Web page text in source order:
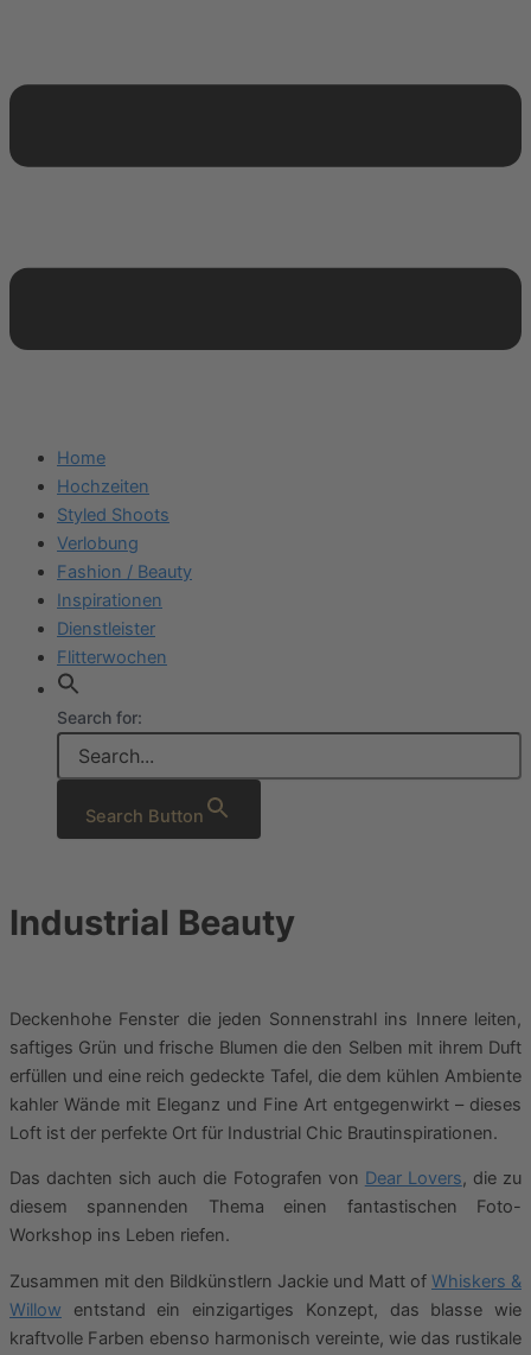
Home
Hochzeiten
Styled Shoots
Verlobung
Fashion / Beauty
Inspirationen
Dienstleister
Flitterwochen
Search for:
Search Button
Industrial Beauty
Deckenhohe Fenster die jeden Sonnenstrahl ins Innere leiten,
saftiges Grün und frische Blumen die den Selben mit ihrem Duft
erfüllen und eine reich gedeckte Tafel, die dem kühlen Ambiente
kahler Wände mit Eleganz und Fine Art entgegenwirkt – dieses
Loft ist der perfekte Ort für Industrial Chic Brautinspirationen.
Das dachten sich auch die Fotografen von Dear Lovers, die zu
diesem spannenden Thema einen fantastischen Foto-
Workshop ins Leben riefen.
Zusammen mit den Bildkünstlern Jackie und Matt of Whiskers &
Willow entstand ein einzigartiges Konzept, das blasse wie
kraftvolle Farben ebenso harmonisch vereinte, wie das rustikale